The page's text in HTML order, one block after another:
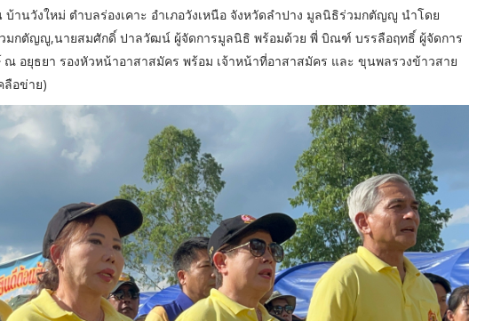
านวังใหม่ ตำบลร่องเคาะ อำเภอวังเหนือ จังหวัดลำปาง มูลนิธิร่วมกตัญญู นำโดย
มกตัญญู,นายสมศักดิ์ ปาลวัฒน์ ผู้จัดการมูลนิธิ พร้อมด้วย พี่ บิณฑ์ บรรลือฤทธิ์ ผู้จัดการ
อยุธยา รองหัวหน้าอาสาสมัคร พร้อม เจ้าหน้าที่อาสาสมัคร และ ขุนพลรวงข้าวสาย
ลือข่าย)